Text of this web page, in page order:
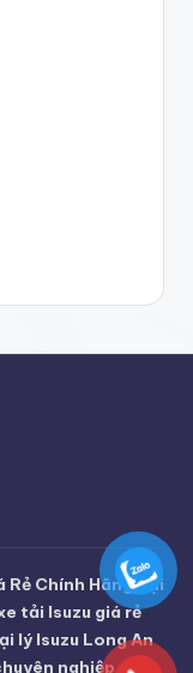
Rẻ Chính Hãng Tại
tải Isuzu giá rẻ
lý Isuzu Long An
nghiệp. All